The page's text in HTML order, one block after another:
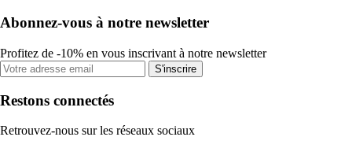
Abonnez-vous à notre newsletter
Profitez de -10% en vous inscrivant à notre newsletter
S'inscrire
Restons connectés
Retrouvez-nous sur les réseaux sociaux